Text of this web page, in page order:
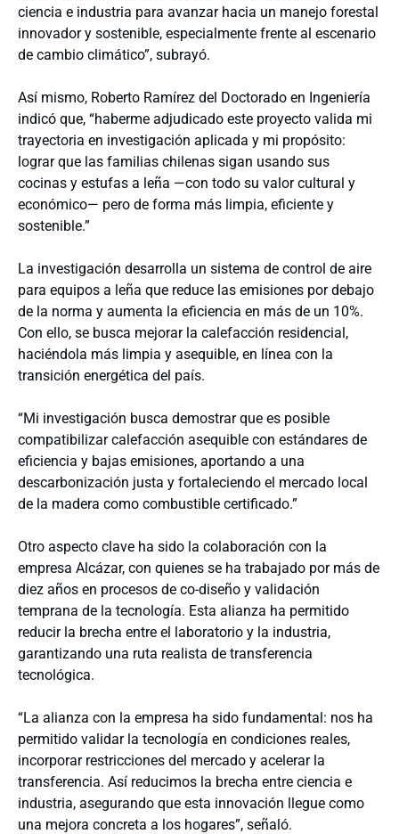
ciencia e industria para avanzar hacia un manejo forestal
innovador y sostenible, especialmente frente al escenario
de cambio climático”, subrayó.
Así mismo, Roberto Ramírez del Doctorado en Ingeniería
indicó que, “haberme adjudicado este proyecto valida mi
trayectoria en investigación aplicada y mi propósito:
lograr que las familias chilenas sigan usando sus
cocinas y estufas a leña —con todo su valor cultural y
económico— pero de forma más limpia, eficiente y
sostenible.”
La investigación desarrolla un sistema de control de aire
para equipos a leña que reduce las emisiones por debajo
de la norma y aumenta la eficiencia en más de un 10%.
Con ello, se busca mejorar la calefacción residencial,
haciéndola más limpia y asequible, en línea con la
transición energética del país.
“Mi investigación busca demostrar que es posible
compatibilizar calefacción asequible con estándares de
eficiencia y bajas emisiones, aportando a una
descarbonización justa y fortaleciendo el mercado local
de la madera como combustible certificado.”
Otro aspecto clave ha sido la colaboración con la
empresa Alcázar, con quienes se ha trabajado por más de
diez años en procesos de co-diseño y validación
temprana de la tecnología. Esta alianza ha permitido
reducir la brecha entre el laboratorio y la industria,
garantizando una ruta realista de transferencia
tecnológica.
“La alianza con la empresa ha sido fundamental: nos ha
permitido validar la tecnología en condiciones reales,
incorporar restricciones del mercado y acelerar la
transferencia. Así reducimos la brecha entre ciencia e
industria, asegurando que esta innovación llegue como
una mejora concreta a los hogares”, señaló.